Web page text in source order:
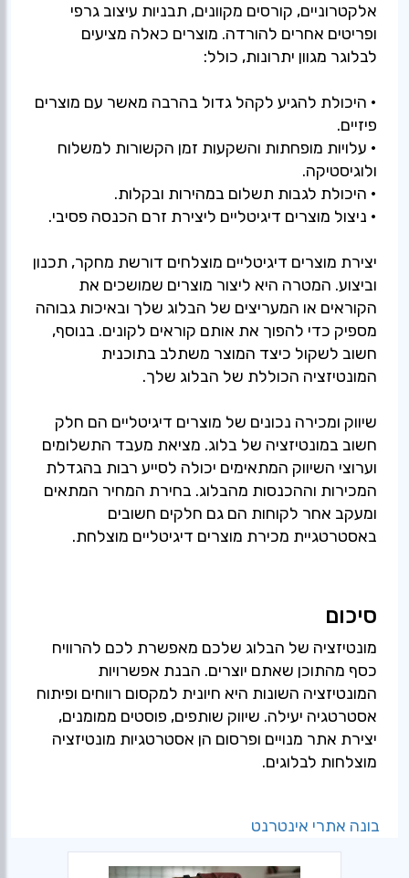
אלקטרוניים, קורסים מקוונים, תבניות עיצוב גרפי
ופריטים אחרים להורדה. מוצרים כאלה מציעים
• היכולת להגיע לקהל גדול בהרבה מאשר עם מוצרים
• עלויות מופחתות והשקעות זמן הקשורות למשלוח
יצירת מוצרים דיגיטליים מוצלחים דורשת מחקר, תכנון
וביצוע. המטרה היא ליצור מוצרים שמושכים את
הקוראים או המעריצים של הבלוג שלך ובאיכות גבוהה
מספיק כדי להפוך את אותם קוראים לקונים. בנוסף,
חשוב לשקול כיצד המוצר משתלב בתוכנית
שיווק ומכירה נכונים של מוצרים דיגיטליים הם חלק
חשוב במונטיזציה של בלוג. מציאת מעבד התשלומים
וערוצי השיווק המתאימים יכולה לסייע רבות בהגדלת
המכירות וההכנסות מהבלוג. בחירת המחיר המתאים
ומעקב אחר לקוחות הם גם חלקים חשובים
באסטרטגיית מכירת מוצרים דיגיטליים מוצלחת.
סיכום
מונטיזציה של הבלוג שלכם מאפשרת לכם להרוויח
כסף מהתוכן שאתם יוצרים. הבנת אפשרויות
המונטיזציה השונות היא חיונית למקסום רווחים ופיתוח
אסטרטגיה יעילה. שיווק שותפים, פוסטים ממומנים,
יצירת אתר מנויים ופרסום הן אסטרטגיות מונטיזציה
מוצלחות לבלוגים.
בונה אתרי אינטרנט